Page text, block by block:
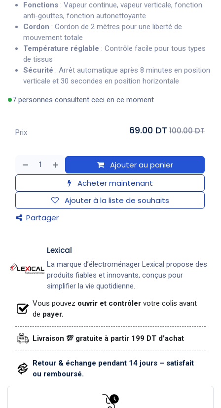
Fonctions : Vapeur continue, vapeur verticale, fonction
anti-gouttes, fonction autonettoyante
Cordon : Cordon de 2 mètres pour une liberté de
mouvement totale
Température réglable : Contrôle facile pour tous types
de tissus
Sécurité : Arrêt automatique après 8 minutes en position
verticale et 30 secondes en position horizontale
7 personnes consultent ceci en ce moment
Ajouter au panier
Acheter maintenant
Ajouter à la liste de souhaits
Partager
Prix 69.00 DT 100.00 DT
Lexical
La marque d’électroménager Lexical propose des
produits fiables et innovants, conçus pour
simplifier la vie quotidienne.
Vous pouvez ouvrir et contrôler votre colis avant
de payer.
Livraison 💯 gratuite à partir 199 DT d'achat
Retour & échange pendant 14 jours – satisfait
ou remboursé.